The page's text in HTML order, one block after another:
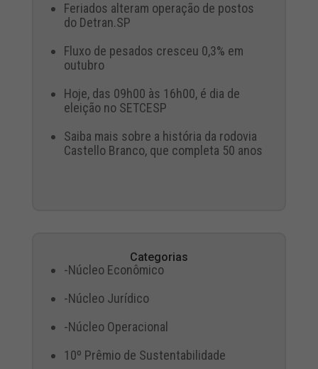
Feriados alteram operação de postos
do Detran.SP
Fluxo de pesados cresceu 0,3% em
outubro
Hoje, das 09h00 às 16h00, é dia de
eleição no SETCESP
Saiba mais sobre a história da rodovia
Castello Branco, que completa 50 anos
Categorias
-Núcleo Econômico
-Núcleo Jurídico
-Núcleo Operacional
10º Prêmio de Sustentabilidade